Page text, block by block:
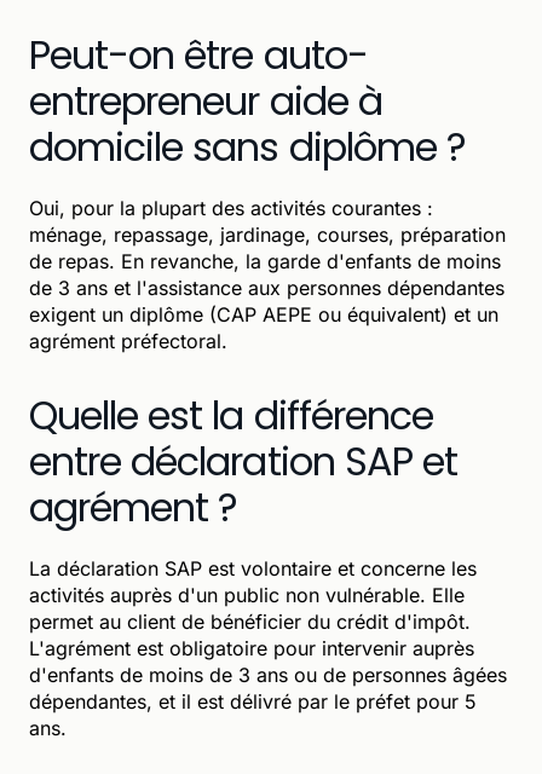
Peut-on être auto-
entrepreneur aide à
domicile sans diplôme ?
Oui, pour la plupart des activités courantes :
ménage, repassage, jardinage, courses, préparation
de repas. En revanche, la garde d'enfants de moins
de 3 ans et l'assistance aux personnes dépendantes
exigent un diplôme (CAP AEPE ou équivalent) et un
agrément préfectoral.
Quelle est la différence
entre déclaration SAP et
agrément ?
La déclaration SAP est volontaire et concerne les
activités auprès d'un public non vulnérable. Elle
permet au client de bénéficier du crédit d'impôt.
L'agrément est obligatoire pour intervenir auprès
d'enfants de moins de 3 ans ou de personnes âgées
dépendantes, et il est délivré par le préfet pour 5
ans.